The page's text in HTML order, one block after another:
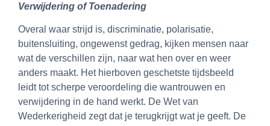
Verwijdering of Toenadering
Overal waar strijd is, discriminatie, polarisatie,
buitensluiting, ongewenst gedrag, kijken mensen naar
wat de verschillen zijn, naar wat hen over en weer
anders maakt. Het hierboven geschetste tijdsbeeld
leidt tot scherpe veroordeling die wantrouwen en
verwijdering in de hand werkt. De Wet van
Wederkerigheid zegt dat je terugkrijgt wat je geeft. De